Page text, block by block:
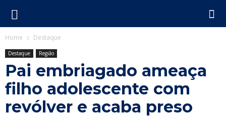
Home Destaque
Destaque Região
Pai embriagado ameaça
filho adolescente com
revólver e acaba preso